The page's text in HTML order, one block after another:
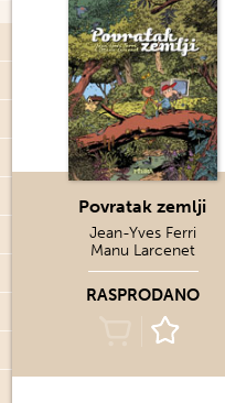
Povratak zemlji
Jean-Yves Ferri
Manu Larcenet
RASPRODANO